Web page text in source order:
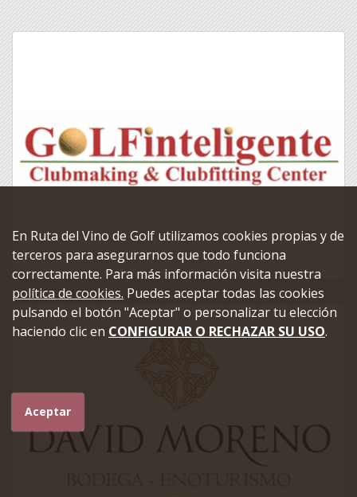
En Ruta del Vino de Golf utilizamos cookies propias y de
terceros para asegurarnos que todo funciona
correctamente. Para más información visita nuestra
política de cookies. Puedes aceptar todas las cookies
pulsando el botón "Aceptar" o personalizar tu elección
haciendo clic en CONFIGURAR O RECHAZAR SU USO.
Aceptar